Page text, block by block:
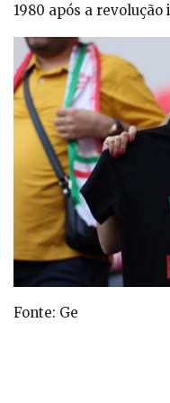
1980 após a revolução
Fonte: Ge